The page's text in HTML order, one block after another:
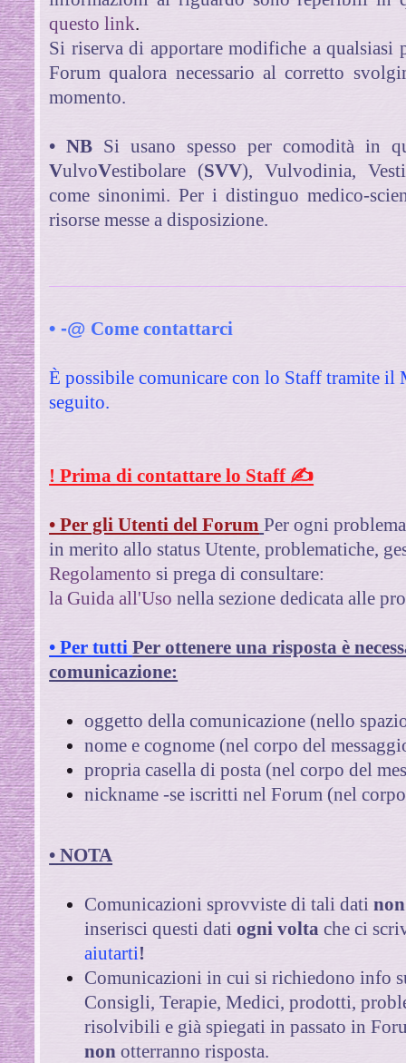
questo link.
Si riserva di apportare modifiche a
Forum qualora necessario al corretto
momento.
• NB Si usano spesso per comodità in
VulvoVestibolare (SVV), Vulvodinia,
come sinonimi.Per i distinguo medico-
risorse messe a disposizione.
• -@ Come contattarci
È possibile comunicare con lo Staff tramite
seguito.
! Prima di contattare lo Staff ✍
• Per gli Utenti del Forum Per ogni
in merito allo status Utente, problematiche,
Regolamento si prega di consultare:
la Guida all'Usonella sezione dedicata alle
• Per tutti Per ottenere una risposta è
comunicazione:
oggetto della comunicazione (nello
nome e cognome (nel corpo del
propria casella di posta (nel corpo del
nickname -se iscritti nel Forum (nel
• NOTA
Comunicazioni sprovviste di tali datinon
inserisci questi datiogni volta che ci
aiutarti!
Comunicazioni in cui si richiedono info
Consigli, Terapie, Medici, prodotti,
risolvibili e già spiegati in passato in
non otterranno risposta.